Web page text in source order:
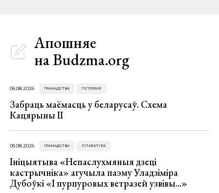
Апошняе
на Budzma.org
06.08.2026 ГРАМАДСТВА ГІСТОРЫЯ
Забраць маёмасць у беларусаў. Схема
Кацярыны ІІ
06.08.2026 ГРАМАДСТВА ЛІТАРАТУРА
Ініцыятыва «Непаслухмяныя дзеці
кастрычніка» агучыла паэму Уладзіміра
Дубоўкі «І пурпуровых ветразей узвівы...»